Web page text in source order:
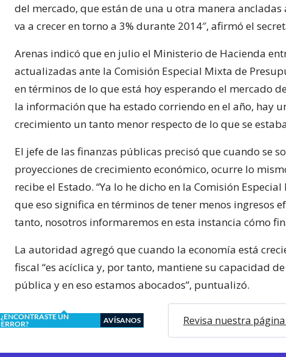
del mercado, que están de una u otra manera
va a crecer en torno a 3% durante 2014″, afirmó el
Arenas indicó que en julio el Ministerio de Hacienda
actualizadas ante la Comisión Especial Mixta de
en términos de lo que está hoy esperando el mercado
la información que ha estado corriendo en el año, hay
crecimiento un tanto menor respecto de lo que se
El jefe de las finanzas públicas precisó que cuando se
proyecciones de crecimiento económico, ocurre lo
recibe el Estado. “Ya lo he dicho en la Comisión
que eso significa en términos de tener menos ingresos
tanto, nosotros informaremos en esta instancia cómo
La autoridad agregó que cuando la economía está
fiscal “es acíclica y, por tanto, mantiene su capacidad
pública y en eso estamos abocados”, puntualizó.
¿ENCONTRASTE UN
ERROR?
AVÍSANOS Revisa nuestra